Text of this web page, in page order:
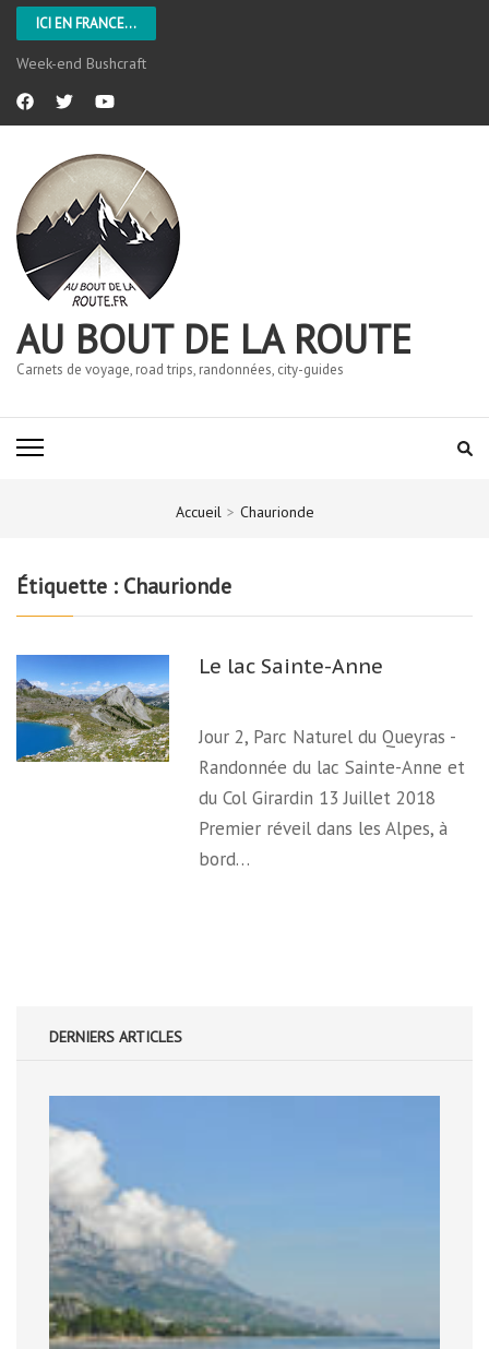
ICI EN FRANCE...
Week-end Bushcraft
AU BOUT DE LA ROUTE
Carnets de voyage, road trips, randonnées, city-guides
Accueil > Chaurionde
Étiquette : Chaurionde
Le lac Sainte-Anne
Jour 2, Parc Naturel du Queyras -
Randonnée du lac Sainte-Anne et
du Col Girardin 13 Juillet 2018
Premier réveil dans les Alpes, à
bord…
DERNIERS ARTICLES